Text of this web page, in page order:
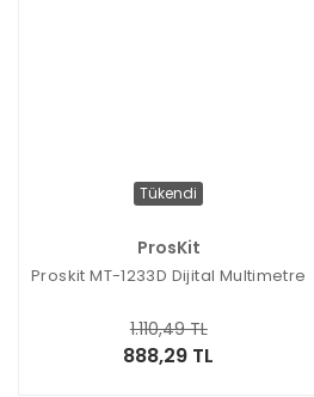
Tükendi
ProsKit
Proskit MT-1233D Dijital Multimetre
888,29 TL
1.110,49 TL